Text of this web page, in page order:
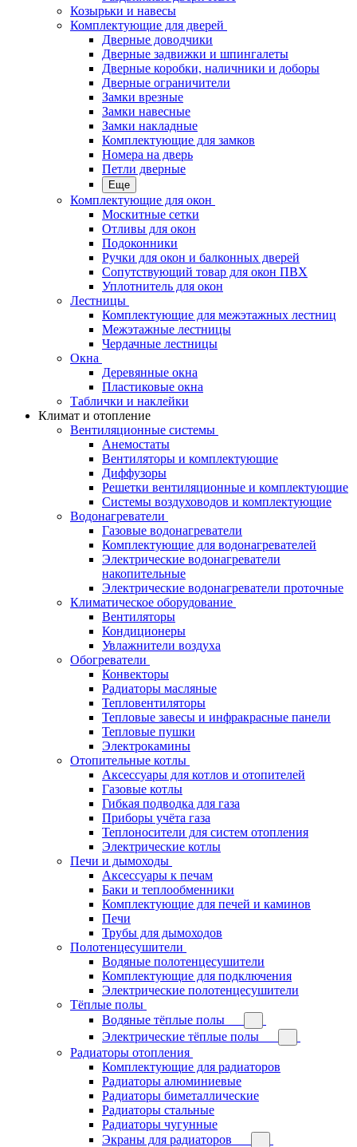
Козырьки и навесы
Комплектующие для дверей
Дверные доводчики
Дверные задвижки и шпингалеты
Дверные коробки, наличники и доборы
Дверные ограничители
Замки врезные
Замки навесные
Замки накладные
Комплектующие для замков
Номера на дверь
Петли дверные
Еще
Комплектующие для окон
Москитные сетки
Отливы для окон
Подоконники
Ручки для окон и балконных дверей
Сопутствующий товар для окон ПВХ
Уплотнитель для окон
Лестницы
Комплектующие для межэтажных лестниц
Межэтажные лестницы
Чердачные лестницы
Окна
Деревянные окна
Пластиковые окна
Таблички и наклейки
Климат и отопление
Вентиляционные системы
Анемостаты
Вентиляторы и комплектующие
Диффузоры
Решетки вентиляционные и комплектующие
Системы воздуховодов и комплектующие
Водонагреватели
Газовые водонагреватели
Комплектующие для водонагревателей
Электрические водонагреватели
накопительные
Электрические водонагреватели проточные
Климатическое оборудование
Вентиляторы
Кондиционеры
Увлажнители воздуха
Обогреватели
Конвекторы
Радиаторы масляные
Тепловентиляторы
Тепловые завесы и инфракрасные панели
Тепловые пушки
Электрокамины
Отопительные котлы
Аксессуары для котлов и отопителей
Газовые котлы
Гибкая подводка для газа
Приборы учёта газа
Теплоносители для систем отопления
Электрические котлы
Печи и дымоходы
Аксессуары к печам
Баки и теплообменники
Комплектующие для печей и каминов
Печи
Трубы для дымоходов
Полотенцесушители
Водяные полотенцесушители
Комплектующие для подключения
Электрические полотенцесушители
Тёплые полы
Водяные тёплые полы
Электрические тёплые полы
Радиаторы отопления
Комплектующие для радиаторов
Радиаторы алюминиевые
Радиаторы биметаллические
Радиаторы стальные
Радиаторы чугунные
Экраны для радиаторов